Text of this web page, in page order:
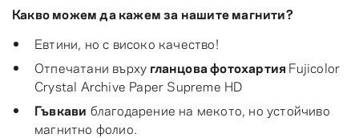
Какво можем да кажем за нашите магнити?
Евтини, но с високо качество!
Отпечатани върху гланцова фотохартия Fujicolor
Crystal Archive Paper Supreme HD
Гъвкави благодарение на мекото, но устойчиво
магнитно фолио.